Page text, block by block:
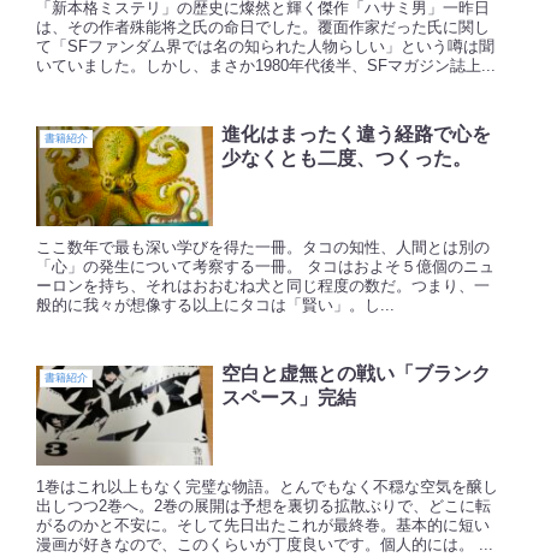
「新本格ミステリ」の歴史に燦然と輝く傑作「ハサミ男」一昨日
は、その作者殊能将之氏の命日でした。覆面作家だった氏に関し
て「SFファンダム界では名の知られた人物らしい」という噂は聞
いていました。しかし、まさか1980年代後半、SFマガジン誌上...
書籍紹介
進化はまったく違う経路で心を
少なくとも二度、つくった。
ここ数年で最も深い学びを得た一冊。タコの知性、人間とは別の
「心」の発生について考察する一冊。 タコはおよそ５億個のニュ
ーロンを持ち、それはおおむね犬と同じ程度の数だ。つまり、一
般的に我々が想像する以上にタコは「賢い」。し...
書籍紹介
空白と虚無との戦い「ブランク
スペース」完結
1巻はこれ以上もなく完璧な物語。とんでもなく不穏な空気を醸し
出しつつ2巻へ。2巻の展開は予想を裏切る拡散ぶりで、どこに転
がるのかと不安に。そして先日出たこれが最終巻。基本的に短い
漫画が好きなので、このくらいが丁度良いです。個人的には。 ...